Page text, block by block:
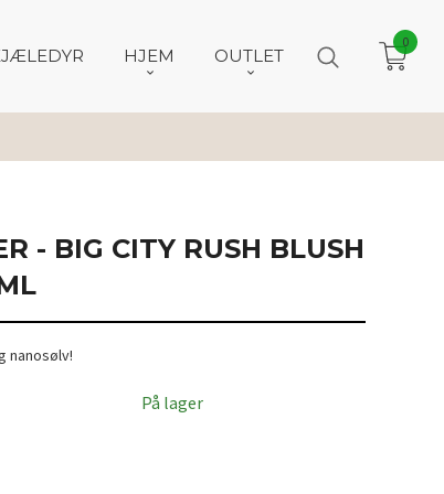
HJEM OUTLET
0
- BIG CITY RUSH BLUSH
nanosølv!
På lager